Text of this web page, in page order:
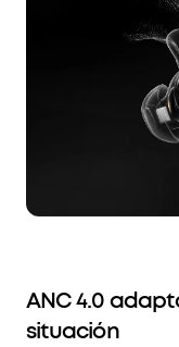
ANC 4.0
situación